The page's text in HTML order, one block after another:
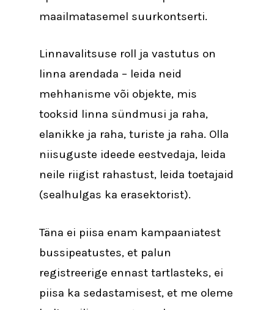
maailmatasemel suurkontserti.
Linnavalitsuse roll ja vastutus on
linna arendada – leida neid
mehhanisme või objekte, mis
tooksid linna sündmusi ja raha,
elanikke ja raha, turiste ja raha. Olla
niisuguste ideede eestvedaja, leida
neile riigist rahastust, leida toetajaid
(sealhulgas ka erasektorist).
Täna ei piisa enam kampaaniatest
bussipeatustes, et palun
registreerige ennast tartlasteks, ei
piisa ka sedastamisest, et me oleme